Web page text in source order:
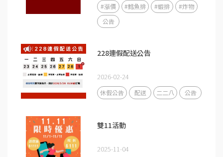
#漲價 #鱈魚排 #蝦排
#炸物
公告
228連假配送公告
2026-02-24
休假公告 配送 二二八 公告
雙11活動
2025-11-04